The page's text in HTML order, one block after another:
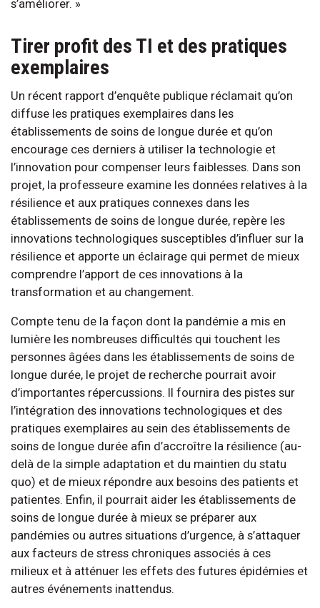
s’améliorer. »
Tirer profit des TI et des pratiques
exemplaires
Un récent rapport d’enquête publique réclamait qu’on
diffuse les pratiques exemplaires dans les
établissements de soins de longue durée et qu’on
encourage ces derniers à utiliser la technologie et
l’innovation pour compenser leurs faiblesses. Dans son
projet, la professeure examine les données relatives à la
résilience et aux pratiques connexes dans les
établissements de soins de longue durée, repère les
innovations technologiques susceptibles d’influer sur la
résilience et apporte un éclairage qui permet de mieux
comprendre l’apport de ces innovations à la
transformation et au changement.
Compte tenu de la façon dont la pandémie a mis en
lumière les nombreuses difficultés qui touchent les
personnes âgées dans les établissements de soins de
longue durée, le projet de recherche pourrait avoir
d’importantes répercussions. Il fournira des pistes sur
l’intégration des innovations technologiques et des
pratiques exemplaires au sein des établissements de
soins de longue durée afin d’accroître la résilience (au-
delà de la simple adaptation et du maintien du statu
quo) et de mieux répondre aux besoins des patients et
patientes. Enfin, il pourrait aider les établissements de
soins de longue durée à mieux se préparer aux
pandémies ou autres situations d’urgence, à s’attaquer
aux facteurs de stress chroniques associés à ces
milieux et à atténuer les effets des futures épidémies et
autres événements inattendus.